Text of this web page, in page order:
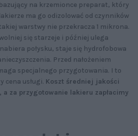
na krzemionce preparat, który
ma go odizolować od czynników
warstwy nie przekracza 1 mikrona.
się starzeje i później ulega
połysku, staje się hydrofobowa
Przed nałożeniem
specjalnego przygotowania. I to
cena usługi. Koszt średniej jakości
a za przygotowanie lakieru zapłacimy